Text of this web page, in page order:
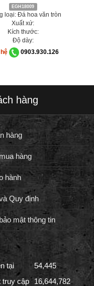
EGH18009
loại: Đá hoa văn tròn
Xuất xứ:
Kích thước:
Độ dày:
hệ
0903.930.126
hàng
hàng
hàng
hành
Quy định
mật thông tin
tại
54,445
truy cập
16,644,782